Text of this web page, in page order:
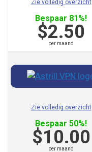
IbVPN
Ivacy VPN
X-VPN
Freedome VPN
FastestVPN
Zie volledig overzicht
Bespaar 81%!
$2.50
per maand
Zie volledig overzicht
Bespaar 50%!
$10.00
per maand